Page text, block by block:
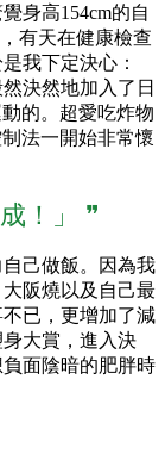
身高154cm的自
有天在健康檢查
我下定決心：
決然地加入了日
的。超愛吃炸物
法一開始非常懷
！」 ❞
己做飯。因為我
阪燒以及自己最
已，更增加了減
大賞，進入決
面陰暗的肥胖時